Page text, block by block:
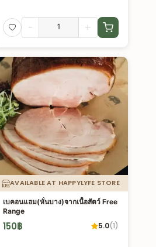
- +
AVAILABLE AT HAPPYLYFE STORE
เบคอนแฮม(หั่นบาง)จากเนื้อสัตว์ Free
Range
150฿ 5.0(1)